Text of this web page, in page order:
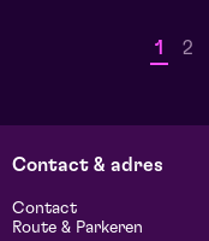
1 2
Contact & adres
Contact
Route & Parkeren